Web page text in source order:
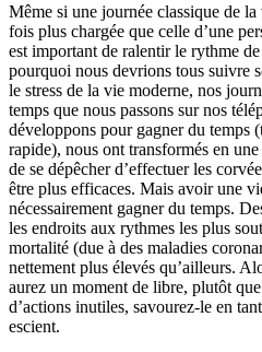
Même si une journée classique de
fois plus chargée que celle d’une
est important de ralentir le rythme
pourquoi nous devrions tous suivre
le stress de la vie moderne, nos
temps que nous passons sur nos
développons pour gagner du temps
rapide), nous ont transformés en
de se dépêcher d’effectuer les
être plus efficaces. Mais avoir une
nécessairement gagner du temps.
les endroits aux rythmes les plus
mortalité (due à des maladies
nettement plus élevés qu’ailleurs.
aurez un moment de libre, plutôt
d’actions inutiles, savourez-le en
escient.